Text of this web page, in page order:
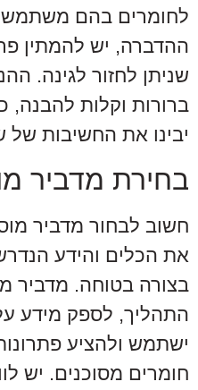
לחומרים בהם
ההדברה, יש להמתין
שניתן לחזור לגינה.
ברורות וקלות להבנה,
יבינו את החשיבות
בחירת מדביר
חשוב לבחור מדביר
את הכלים והידע
בצורה בטוחה. מדביר
התהליך, לספק מידע
ישתמש ולהציע
חומרים מסוכנים. יש